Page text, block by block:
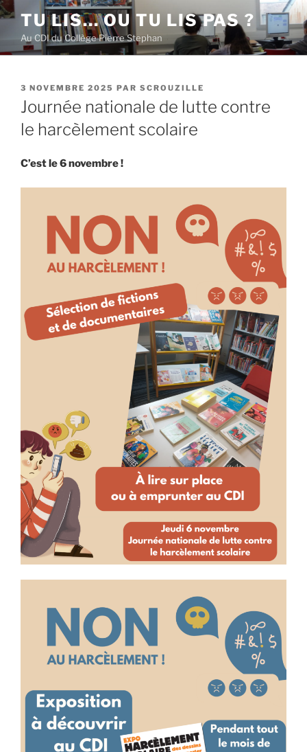
Aller
contenu
principal
TU LIS… OU TU LIS PAS ?
Au CDI du Collège Pierre Stephan
PUBLIÉ
LE
3 NOVEMBRE 2025 PAR SCROUZILLE
Journée nationale de lutte contre
le harcèlement scolaire
C’est le 6 novembre !